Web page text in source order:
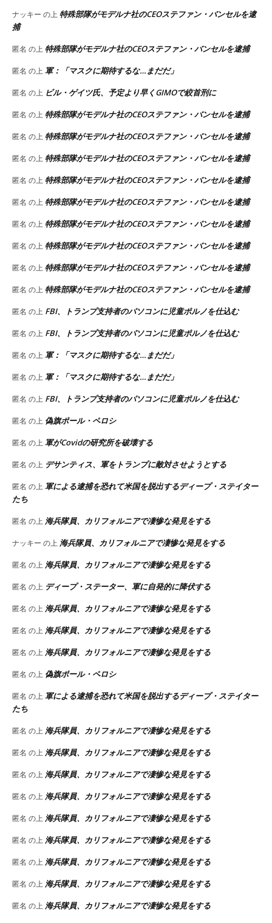
ナッキー の上 特殊部隊がモデルナ社のCEOステファン・バンセルを逮
捕
匿名 の上 特殊部隊がモデルナ社のCEOステファン・バンセルを逮捕
匿名 の上 軍：「マスクに期待するな…まだだ」
匿名 の上 ビル・ゲイツ氏、予定より早くGIMOで絞首刑に
匿名 の上 特殊部隊がモデルナ社のCEOステファン・バンセルを逮捕
匿名 の上 特殊部隊がモデルナ社のCEOステファン・バンセルを逮捕
匿名 の上 特殊部隊がモデルナ社のCEOステファン・バンセルを逮捕
匿名 の上 特殊部隊がモデルナ社のCEOステファン・バンセルを逮捕
匿名 の上 特殊部隊がモデルナ社のCEOステファン・バンセルを逮捕
匿名 の上 特殊部隊がモデルナ社のCEOステファン・バンセルを逮捕
匿名 の上 特殊部隊がモデルナ社のCEOステファン・バンセルを逮捕
匿名 の上 特殊部隊がモデルナ社のCEOステファン・バンセルを逮捕
匿名 の上 特殊部隊がモデルナ社のCEOステファン・バンセルを逮捕
匿名 の上 FBI、トランプ支持者のパソコンに児童ポルノを仕込む
匿名 の上 FBI、トランプ支持者のパソコンに児童ポルノを仕込む
匿名 の上 軍：「マスクに期待するな…まだだ」
匿名 の上 軍：「マスクに期待するな…まだだ」
匿名 の上 FBI、トランプ支持者のパソコンに児童ポルノを仕込む
匿名 の上 偽旗ポール・ペロシ
匿名 の上 軍がCovidの研究所を破壊する
匿名 の上 デサンティス、軍をトランプに敵対させようとする
匿名 の上 軍による逮捕を恐れて米国を脱出するディープ・ステイター
たち
匿名 の上 海兵隊員、カリフォルニアで凄惨な発見をする
ナッキー の上 海兵隊員、カリフォルニアで凄惨な発見をする
匿名 の上 海兵隊員、カリフォルニアで凄惨な発見をする
匿名 の上 ディープ・ステーター、軍に自発的に降伏する
匿名 の上 海兵隊員、カリフォルニアで凄惨な発見をする
匿名 の上 海兵隊員、カリフォルニアで凄惨な発見をする
匿名 の上 海兵隊員、カリフォルニアで凄惨な発見をする
匿名 の上 偽旗ポール・ペロシ
匿名 の上 軍による逮捕を恐れて米国を脱出するディープ・ステイター
たち
匿名 の上 海兵隊員、カリフォルニアで凄惨な発見をする
匿名 の上 海兵隊員、カリフォルニアで凄惨な発見をする
匿名 の上 海兵隊員、カリフォルニアで凄惨な発見をする
匿名 の上 海兵隊員、カリフォルニアで凄惨な発見をする
匿名 の上 海兵隊員、カリフォルニアで凄惨な発見をする
匿名 の上 海兵隊員、カリフォルニアで凄惨な発見をする
匿名 の上 海兵隊員、カリフォルニアで凄惨な発見をする
匿名 の上 海兵隊員、カリフォルニアで凄惨な発見をする
匿名 の上 海兵隊員、カリフォルニアで凄惨な発見をする